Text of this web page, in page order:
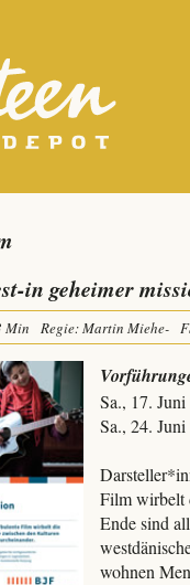
in geheimer
Min Regie: Martin Miehe-
Sa., 17.
Sa., 24.
Film wirbelt
Ende sind
wohnen